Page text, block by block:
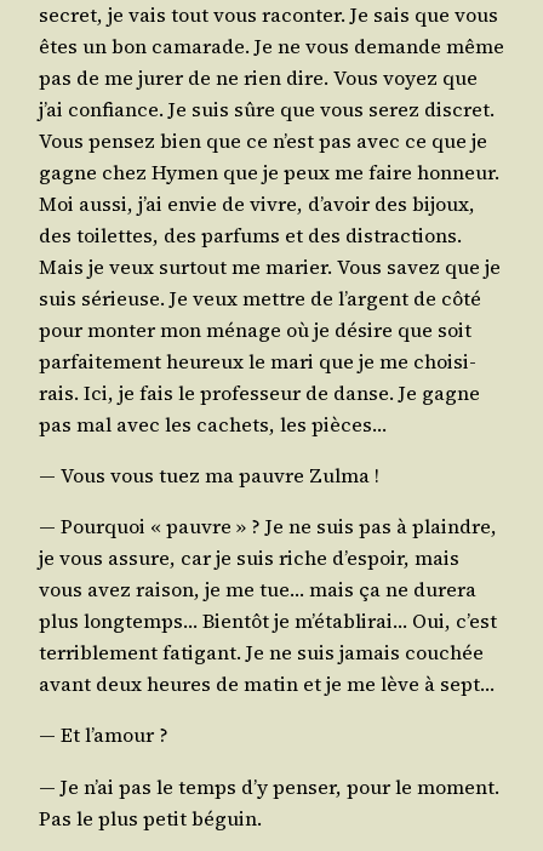
secret, je vais tout vous racon­ter. Je sais que vous
êtes un bon cama­rade. Je ne vous demande même
pas de me jurer de ne rien dire. Vous voyez que
j’ai confiance. Je suis sûre que vous serez dis­cret.
Vous pen­sez bien que ce n’est pas avec ce que je
gagne chez Hymen que je peux me faire hon­neur.
Moi aus­si, j’ai envie de vivre, d’a­voir des bijoux,
des toi­lettes, des par­fums et des dis­trac­tions.
Mais je veux sur­tout me marier. Vous savez que je
suis sérieuse. Je veux mettre de l’argent de côté
pour mon­ter mon ménage où je désire que soit
par­fai­te­ment heu­reux le mari que je me choi­si­
rais. Ici, je fais le pro­fes­seur de danse. Je gagne
pas mal avec les cachets, les pièces…
― Vous vous tuez ma pauvre Zulma !
― Pour­quoi « pauvre » ? Je ne suis pas à plaindre,
je vous assure, car je suis riche d’es­poir, mais
vous avez rai­son, je me tue… mais ça ne dure­ra
plus long­temps… Bien­tôt je m’é­ta­bli­rai… Oui, c’est
ter­ri­ble­ment fati­gant. Je ne suis jamais cou­chée
avant deux heures de matin et je me lève à sept…
― Et l’amour ?
― Je n’ai pas le temps d’y pen­ser, pour le moment.
Pas le plus petit béguin.